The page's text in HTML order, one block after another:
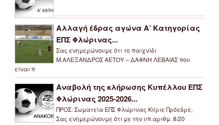
Αλλαγή έδρας αγώνα Α’ Κατηγορίας
ΕΠΣ Φλώρινας...
Σας ενημερώνουμε ότι το παιχνίδι
Μ.ΑΛΕΞΑΝΔΡΟΣ ΑΕΤΟΥ – ΔΑΦΝΗ ΛΕΒΑΙΑΣ που
είναι π
Αναβολή της κλήρωσης Κυπέλλου ΕΠΣ
Φλώρινας 2025-2026...
ΠΡΟΣ: Σωματεία ΕΠΣ Φλώρινας Κύριε Πρόεδρε,
Σας ενημερώνουμε ότι με την υπ.αριθμ. 8/20